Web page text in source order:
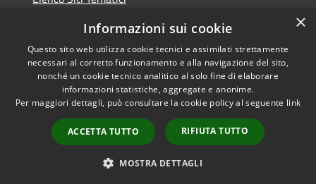
Accessibilità
Copyright © 2026 • Autorità di
Bacino del Lario e dei Laghi
Minori • Powered by
Municipium•Accesso
×
Informazioni sui cookie
Questo sito web utilizza cookie tecnici e assimilati strettamente
necessari al corretto funzionamento e alla navigazione del sito,
nonché un cookie tecnico analitico al solo fine di elaborare
informazioni statistiche, aggregate e anonime.
Per maggiori dettagli, può consultare la cookie policy al seguente link
ACCETTA TUTTO RIFIUTA TUTTO
MOSTRA DETTAGLI